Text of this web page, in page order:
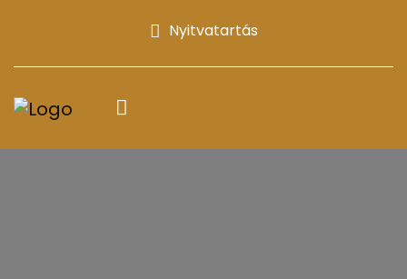
Nyitvatartás